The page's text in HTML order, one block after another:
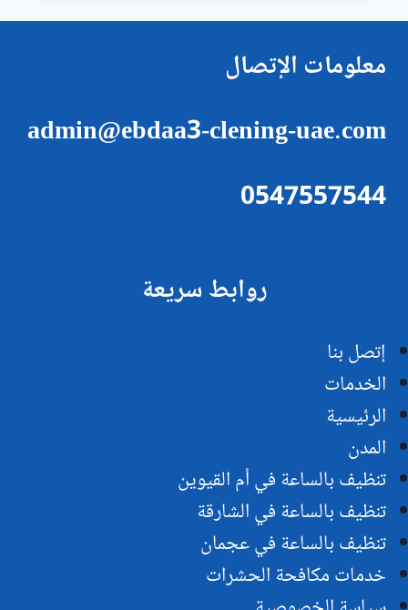
عجمان
معلومات الإتصال
admin@ebdaa3-clening-uae.com
0547557544
روابط سريعة
إتصل بنا
الخدمات
الرئيسية
المدن
تنظيف بالساعة في أم القيوين
تنظيف بالساعة في الشارقة
تنظيف بالساعة في عجمان
خدمات مكافحة الحشرات